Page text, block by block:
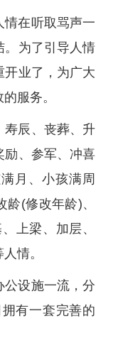
情在听取骂声一
。为了引导人情
开业了，为广大
服务。
寿辰、丧葬、升
励、参军、冲喜
月、小孩满周
(修改年龄)、
上梁、加层、
情。
公设施一流，分
有一套完善的